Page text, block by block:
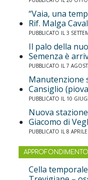
“Vaia, una
Rif. Malga
PUBBLICATO IL 3
Il palo della
Semenza è
PUBBLICATO IL 7
Manutenzione
Cansiglio
PUBBLICATO IL 10
Nuova
Giacomo di
PUBBLICATO IL 8
APPROFONDIMENTO
Cella